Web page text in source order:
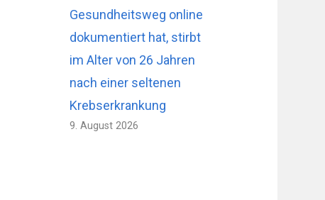
Gesundheitsweg online
dokumentiert hat, stirbt
im Alter von 26 Jahren
nach einer seltenen
Krebserkrankung
9. August 2026